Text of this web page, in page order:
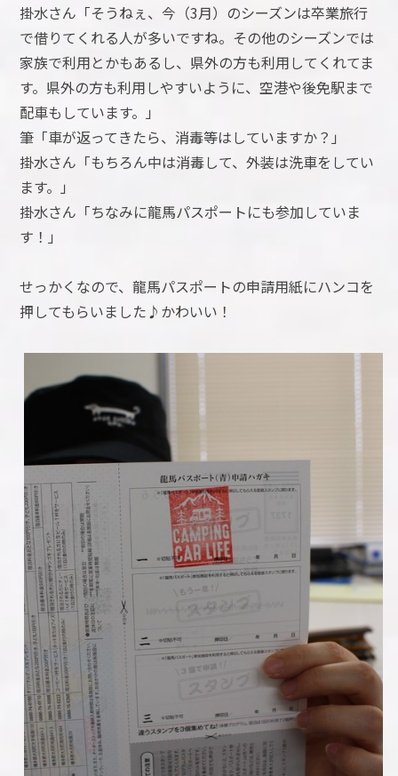
掛水さん「そうねぇ、今（3月）のシーズンは卒業旅行
で借りてくれる人が多いですね。その他のシーズンでは
家族で利用とかもあるし、県外の方も利用してくれてま
す。県外の方も利用しやすいように、空港や後免駅まで
配車もしています。」
筆「車が返ってきたら、消毒等はしていますか？」
掛水さん「もちろん中は消毒して、外装は洗車をしてい
ます。」
掛水さん「ちなみに龍馬パスポートにも参加していま
す！」
せっかくなので、龍馬パスポートの申請用紙にハンコを
押してもらいました♪かわいい！